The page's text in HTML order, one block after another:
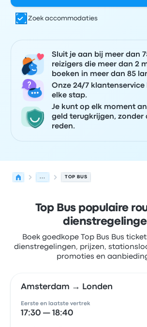
Zoek accommodaties
Sluit je aan bij meer dan
reizigers die meer dan 2
boeken in meer dan 85
Onze 24/7 klantenservice
elke stap.
Je kunt op elk moment
geld terugkrijgen, zonder
reden.
... TOP BUS
Top Bus populaire
Boek goedkope Top Bus Bus
dienstregelingen, prijzen,
promoties en
Amsterdam → Londen
Eerste en laatste vertrek
17:30 — 18:40